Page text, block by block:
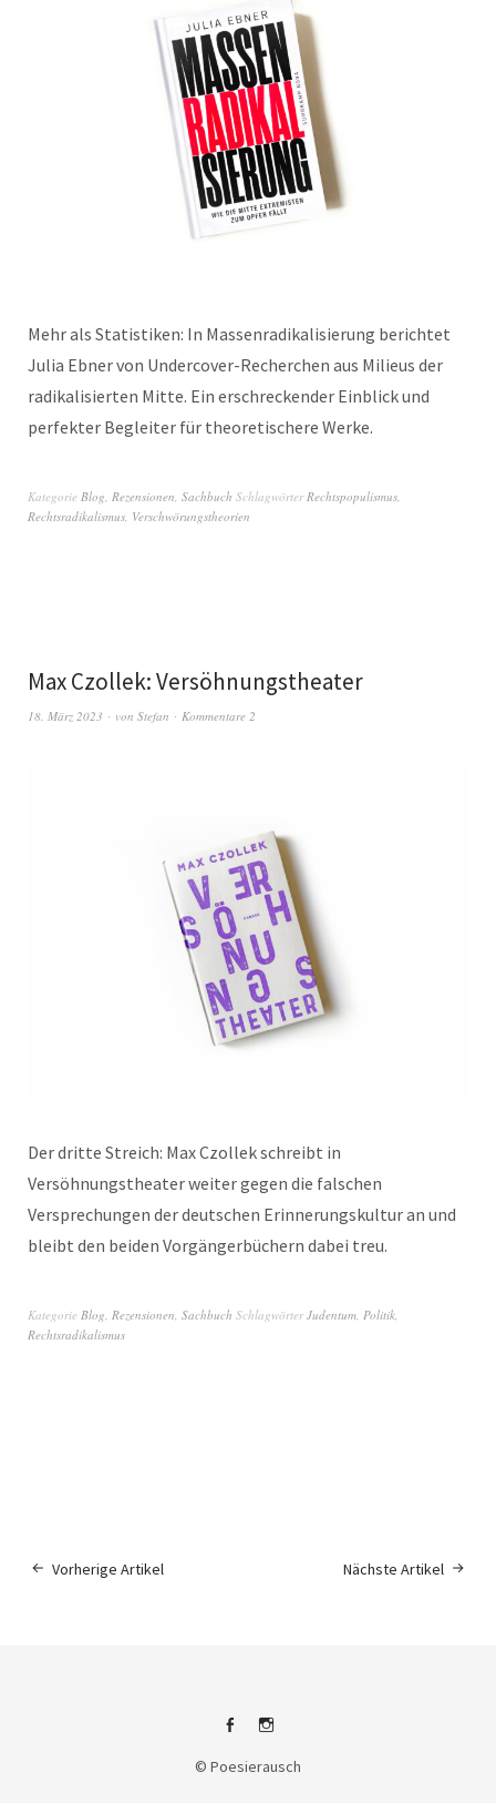
Mehr als Statistiken: In Massenradikalisierung berichtet
Julia Ebner von Undercover-Recherchen aus Milieus der
radikalisierten Mitte. Ein erschreckender Einblick und
perfekter Begleiter für theoretischere Werke.
Kategorie Blog, Rezensionen, Sachbuch SchlagwörterRechtspopulismus,
Rechtsradikalismus, Verschwörungstheorien
Max Czollek: Versöhnungstheater
18. März 2023 von Stefan Kommentare 2
Der dritte Streich: Max Czollek schreibt in
Versöhnungstheater weiter gegen die falschen
Versprechungen der deutschen Erinnerungskultur an und
bleibt den beiden Vorgängerbüchern dabei treu.
Kategorie Blog Rezensionen Sachbuch SchlagwörterJudentum Politik
Rechtsradikalismus
Vorherige Artikel Nächste Artikel
FacebookInstagram
© Poesierausch